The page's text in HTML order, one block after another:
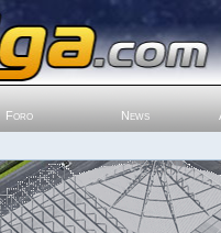
Foro News